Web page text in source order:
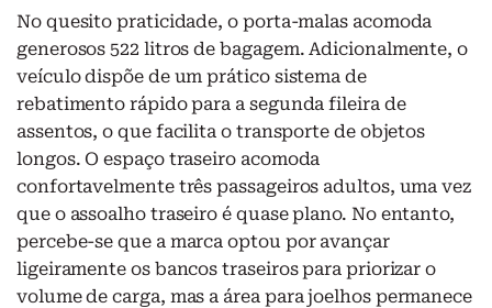
No quesito praticidade, o porta-malas acomoda
generosos 522 litros de bagagem. Adicionalmente, o
veículo dispõe de um prático sistema de
rebatimento rápido para a segunda fileira de
assentos, o que facilita o transporte de objetos
longos. O espaço traseiro acomoda
confortavelmente três passageiros adultos, uma vez
que o assoalho traseiro é quase plano. No entanto,
percebe-se que a marca optou por avançar
ligeiramente os bancos traseiros para priorizar o
volume de carga, mas a área para joelhos permanece